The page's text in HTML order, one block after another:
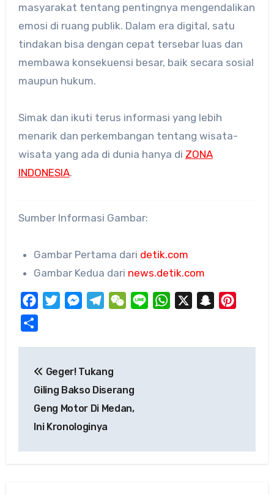
masyarakat tentang pentingnya mengendalikan
emosi di ruang publik. Dalam era digital, satu
tindakan bisa dengan cepat tersebar luas dan
membawa konsekuensi besar, baik secara sosial
maupun hukum.
Simak dan ikuti terus informasi yang lebih
menarik dan perkembangan tentang wisata-
wisata yang ada di dunia hanya di ZONA
INDONESIA.
Sumber Informasi Gambar:
Gambar Pertama dari detik.com
Gambar Kedua dari news.detik.com
FacebookTwitterMessengerTelegramWeChat
Line WhatsApp Snapchat
navigation
Geger! Tukang
Giling Bakso Diserang
Geng Motor Di Medan,
Ini Kronologinya